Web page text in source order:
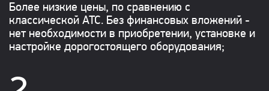
Более низкие цены, по сравнению с
классической АТС. Без финансовых вложений -
нет необходимости в приобретении, установке и
настройке дорогостоящего оборудования;